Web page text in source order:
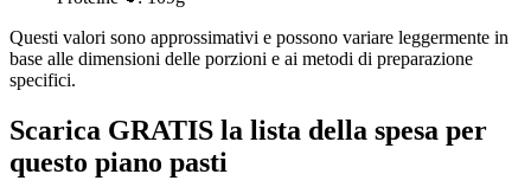
Questi valori sono approssimativi e possono variare leggermente in
base alle dimensioni delle porzioni e ai metodi di preparazione
specifici.
Scarica GRATIS la lista della spesa per
questo piano pasti